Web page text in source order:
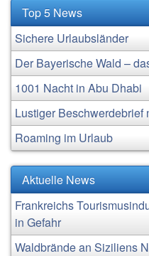
Top 5 News
Sichere Urlaubsländer
Der Bayerische Wald –
1001 Nacht in Abu Dhabi
Lustiger Beschwerdebrief
Roaming im Urlaub
Aktuelle News
Frankreichs
in Gefahr
Waldbrände an Siziliens